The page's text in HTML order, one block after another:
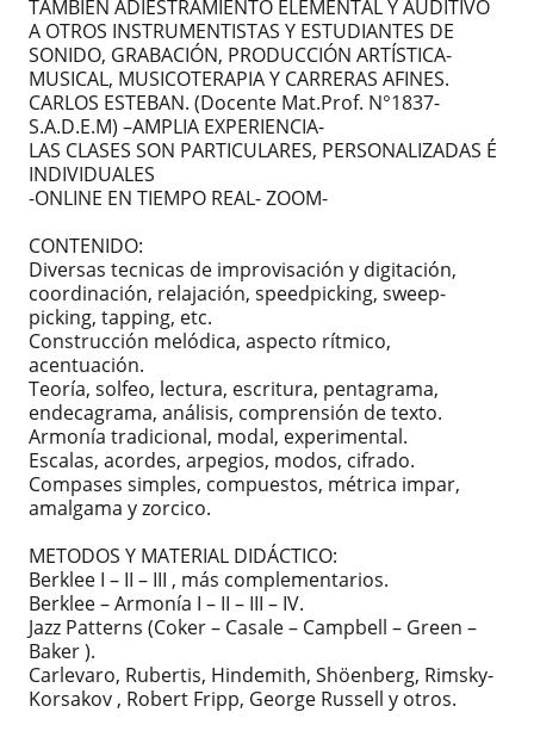
TAMBIÉN ADIESTRAMIENTO ELEMENTAL Y AUDITIVO
A OTROS INSTRUMENTISTAS Y ESTUDIANTES DE
SONIDO, GRABACIÓN, PRODUCCIÓN ARTÍSTICA-
MUSICAL, MUSICOTERAPIA Y CARRERAS AFINES.
CARLOS ESTEBAN. (Docente Mat.Prof. N°1837-
S.A.D.E.M) –AMPLIA EXPERIENCIA-
LAS CLASES SON PARTICULARES, PERSONALIZADAS É
INDIVIDUALES
-ONLINE EN TIEMPO REAL- ZOOM-
CONTENIDO:
Diversas tecnicas de improvisación y digitación,
coordinación, relajación, speedpicking, sweep-
picking, tapping, etc.
Construcción melódica, aspecto rítmico,
acentuación.
Teoría, solfeo, lectura, escritura, pentagrama,
endecagrama, análisis, comprensión de texto.
Armonía tradicional, modal, experimental.
Escalas, acordes, arpegios, modos, cifrado.
Compases simples, compuestos, métrica impar,
amalgama y zorcico.
METODOS Y MATERIAL DIDÁCTICO:
Berklee I – II – III , más complementarios.
Berklee – Armonía I – II – III – IV.
Jazz Patterns (Coker – Casale – Campbell – Green –
Baker ).
Carlevaro, Rubertis, Hindemith, Shöenberg, Rimsky-
Korsakov , Robert Fripp, George Russell y otros.